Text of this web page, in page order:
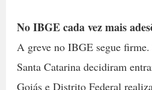
No IBGE cada vez mais
A greve no IBGE segue
Santa Catarina decidiram
Goiás e Distrito Federal